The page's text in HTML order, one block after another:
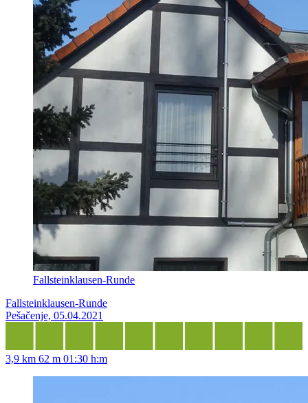
Fallsteinklausen-Runde
Fallsteinklausen-Runde
Pešačenje, 05.04.2021
3,9 km 62 m 01:30 h:m